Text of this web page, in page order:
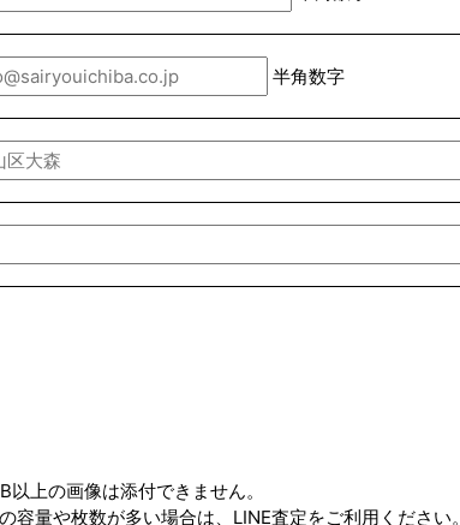
半角数字
以上の画像は添付できません。
容量や枚数が多い場合は、LINE査定をご利用ください。